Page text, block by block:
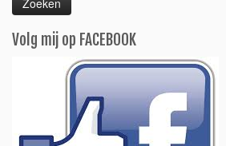
Volg mij op FACEBOOK